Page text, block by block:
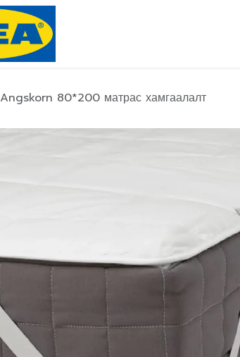
Angskorn 80*200 матрас хамгаалалт